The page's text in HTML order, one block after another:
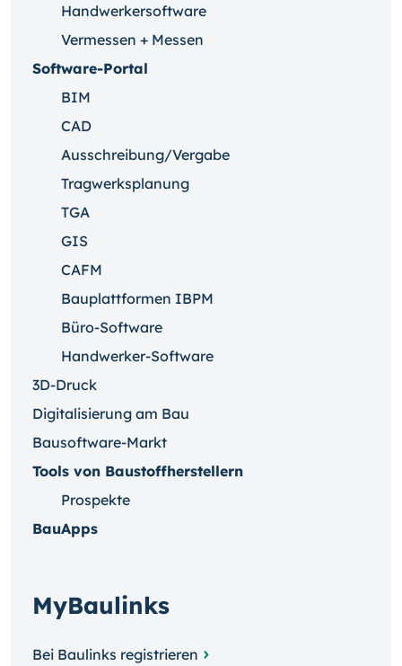
Handwerkersoftware
Vermessen + Messen
Software-Portal
BIM
CAD
Ausschreibung/Vergabe
Tragwerksplanung
TGA
GIS
CAFM
Bauplattformen IBPM
Büro-Software
Handwerker-Software
3D-Druck
Digitalisierung am Bau
Bausoftware-Markt
Tools von Baustoffherstellern
Prospekte
BauApps
MyBaulinks
Bei Baulinks registrieren